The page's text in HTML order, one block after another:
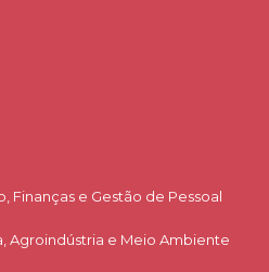
Finanças e Gestão de Pessoal
Agroindústria e Meio Ambiente